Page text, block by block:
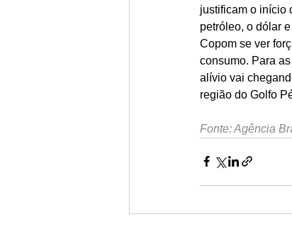
justificam o início
petróleo, o dólar
Copom se ver
consumo. Para
alívio vai
região do Golfo
Fonte: Agência